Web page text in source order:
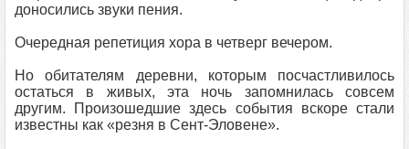
доносились звуки пения.
Очередная репетиция хора в четверг вечером.
Но обитателям деревни, которым посчастливилось
остаться в живых, эта ночь запомнилась совсем
другим. Произошедшие здесь события вскоре стали
известны как «резня в Сент-Эловене».